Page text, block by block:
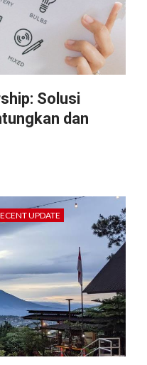
Solusi
dan
UPDATE